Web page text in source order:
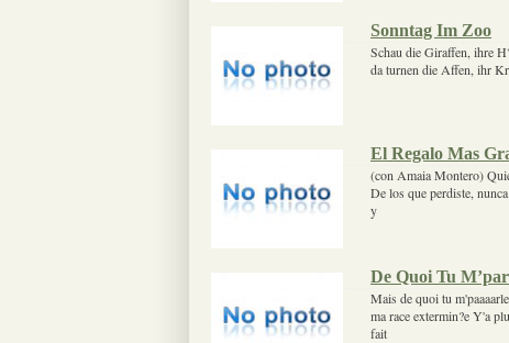
Sonntag Im Zoo
Schau die Giraffen, ihre
da turnen die Affen, ihr
El Regalo Mas
(con Amaia Montero)
De los que perdiste,
y
De Quoi Tu
Mais de quoi tu
ma race extermin?e Y'a
fait